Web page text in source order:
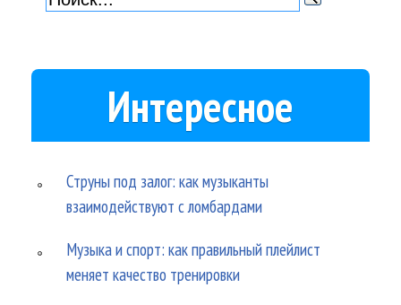
Интересное
Струны под залог: как музыканты
взаимодействуют с ломбардами
Музыка и спорт: как правильный плейлист
меняет качество тренировки